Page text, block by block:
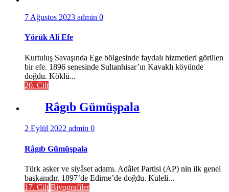
7 Ağustos 2023 admin 0
Yörük Ali Efe
Kurtuluş Savaşında Ege bölgesinde faydalı hizmetleri görülen
bir efe. 1896 senesinde Sultanhisar’ın Kavaklı köyünde
doğdu. Köklü...
20. Cilt
Râgıb Gümüşpala
2 Eylül 2022 admin 0
Râgıb Gümüşpala
Türk asker ve siyâset adamı. Adâlet Partisi (AP) nin ilk genel
başkanıdır. 1897’de Edirne’de doğdu. Kuleli...
17. Cilt Biyografiler